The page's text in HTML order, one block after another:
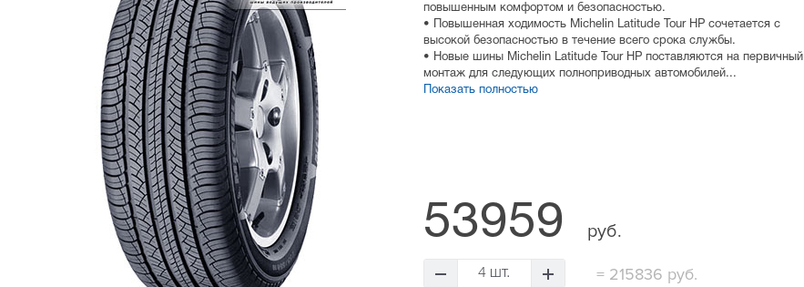
повышенным комфортом и безопасностью.
• Повышенная ходимость Michelin Latitude Tour HP сочетается с
высокой безопасностью в течение всего срока службы.
• Новые шины Michelin Latitude Tour HP поставляются на первичный
монтаж для следующих полноприводных автомобилей...
Показать полностью
53959 руб.
4 шт. =215836 руб.